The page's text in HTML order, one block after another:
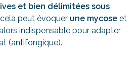
et bien délimitées sous
peut évoquer une mycose et
indispensable pour adapter
(antifongique).